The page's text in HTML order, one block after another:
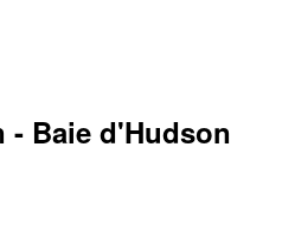
- Baie d'Hudson